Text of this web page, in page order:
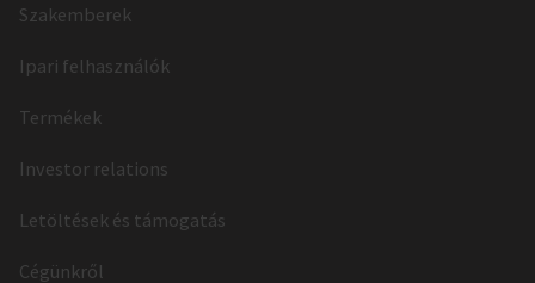
Szakemberek
Ipari felhasználók
Termékek
Investor relations
Letöltések és támogatás
Cégünkről